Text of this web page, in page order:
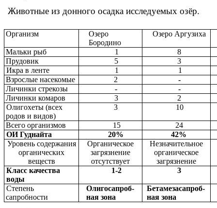
Животные из донного осадка исследуемых озёр.
Организм
Озеро
Бородино
Озеро Аргузиха
Мальки рыб 1
8
Прудовик
5
3
Икра в ленте
1
1
Взрослые насекомые
2
-
Личинки стрекозы
-
-
Личинки комаров
3
2
Олигохеты (всех
родов и видов)
3 10
Всего организмов 15
24
ОИ Гуднайта
20%
42%
Уровень содержания
органических
веществ
Органическое
загрязнение
отсутствует
Незначительное
органическое
загрязнение
Класс качества
воды
1-2 3
Степень
сапробности
Олигосапроб-
ная зона
Бетамезасапроб-
ная зона